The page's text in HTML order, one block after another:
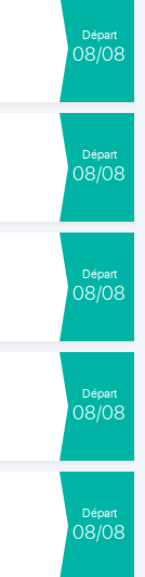
Départ
08/08
Départ
08/08
Départ
08/08
Départ
08/08
Départ
08/08